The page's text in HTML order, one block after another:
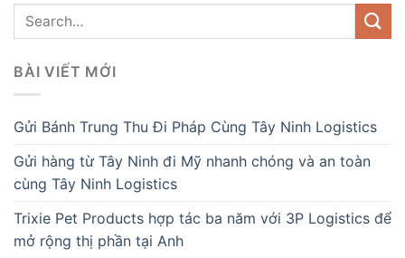
BÀI VIẾT MỚI
Gửi Bánh Trung Thu Đi Pháp Cùng Tây Ninh Logistics
Gửi hàng từ Tây Ninh đi Mỹ nhanh chóng và an toàn
cùng Tây Ninh Logistics
Trixie Pet Products hợp tác ba năm với 3P Logistics để
mở rộng thị phần tại Anh